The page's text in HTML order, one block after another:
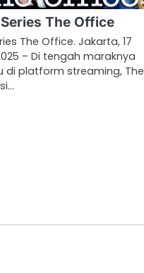
The Office
The Office. Jakarta, 17
– Di tengah maraknya
di platform streaming, The